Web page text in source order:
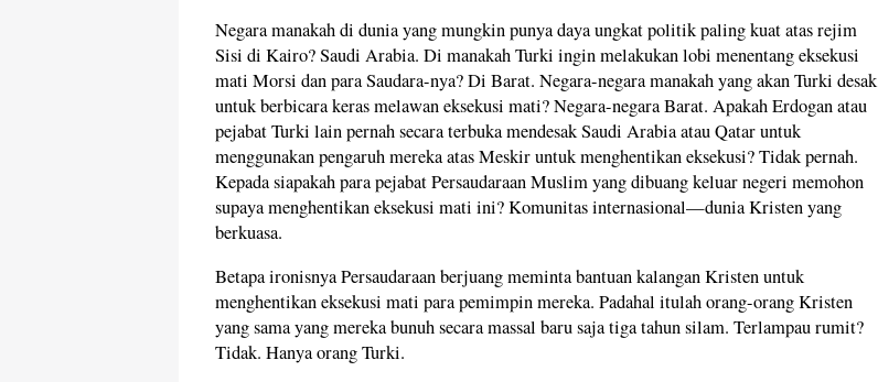
Negara manakah di dunia yang mungkin punya daya ungkat politik paling kuat atas rejim
Sisi di Kairo? Saudi Arabia. Di manakah Turki ingin melakukan lobi menentang eksekusi
mati Morsi dan para Saudara-nya? Di Barat. Negara-negara manakah yang akan Turki desak
untuk berbicara keras melawan eksekusi mati? Negara-negara Barat. Apakah Erdogan atau
pejabat Turki lain pernah secara terbuka mendesak Saudi Arabia atau Qatar untuk
menggunakan pengaruh mereka atas Meskir untuk menghentikan eksekusi? Tidak pernah.
Kepada siapakah para pejabat Persaudaraan Muslim yang dibuang keluar negeri memohon
supaya menghentikan eksekusi mati ini? Komunitas internasional—dunia Kristen yang
berkuasa.
Betapa ironisnya Persaudaraan berjuang meminta bantuan kalangan Kristen untuk
menghentikan eksekusi mati para pemimpin mereka. Padahal itulah orang-orang Kristen
yang sama yang mereka bunuh secara massal baru saja tiga tahun silam. Terlampau rumit?
Tidak. Hanya orang Turki.